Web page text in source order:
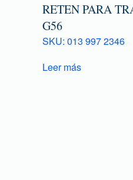
RETEN PARA
G56
SKU: 013 997 2346
Leer más